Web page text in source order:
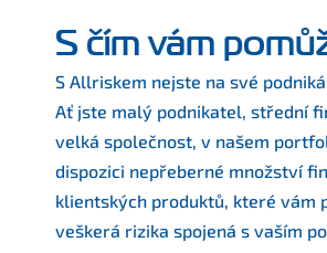
S čím vám
S Allriskem nejste na své
Ať jste malý podnikatel, střední
velká společnost, v našem
dispozici nepřeberné množství
klientských produktů, které vám
veškerá rizika spojená s vaším